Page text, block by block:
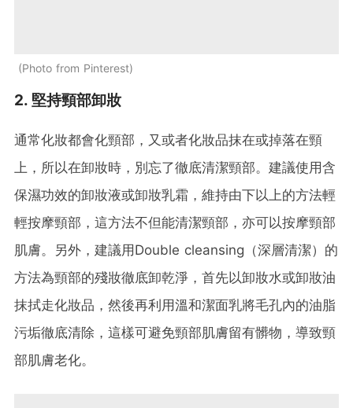
Photo from Pinterest
2. 堅持頸部卸妝
通常化妝都會化頸部，又或者化妝品抹在或掉落在頸
上，所以在卸妝時，別忘了徹底清潔頸部。建議使用含
保濕功效的卸妝液或卸妝乳霜，維持由下以上的方法輕
輕按摩頸部，這方法不但能清潔頸部，亦可以按摩頸部
肌膚。另外，建議用Double cleansing（深層清潔）的
方法為頸部的殘妝徹底卸乾淨，首先以卸妝水或卸妝油
抹拭走化妝品，然後再利用溫和潔面乳將毛孔內的油脂
污垢徹底清除，這樣可避免頸部肌膚留有髒物，導致頸
部肌膚老化。